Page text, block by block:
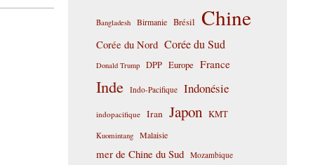
Bangladesh Birmanie Brésil Chine
Corée du Nord Corée du Sud
Donald Trump DPP Europe France
Inde Indo-Pacifique Indonésie
indopacifique Iran Japon KMT
Kuomintang Malaisie
mer de Chine du Sud Mozambique